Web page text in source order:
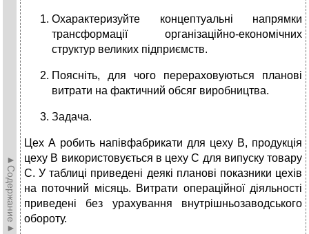
►Содержание►
Охарактеризуйте концептуальні напрямки
трансформації організаційно-економічних
структур великих підприємств.
Поясніть, для чого перераховуються планові
витрати на фактичний обсяг виробництва.
Задача.
Цех А робить напівфабрикати для цеху В, продукція
цеху В використовується в цеху С для випуску товару
С. У таблиці приведені деякі планові показники цехів
на поточний місяць. Витрати операційної діяльності
приведені без урахування внутрішньозаводського
обороту.